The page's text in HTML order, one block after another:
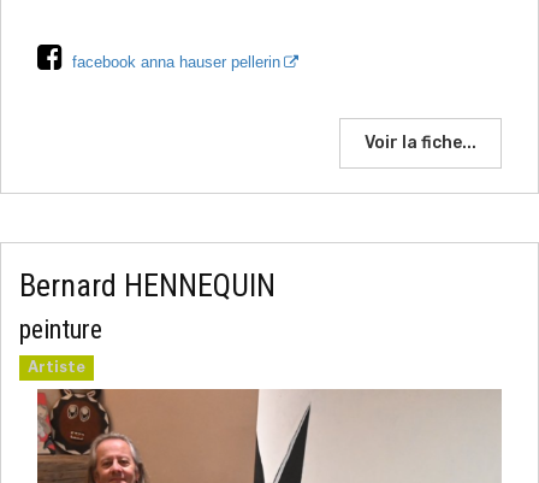
facebook anna hauser pellerin
Voir la fiche...
Bernard HENNEQUIN
peinture
Artiste